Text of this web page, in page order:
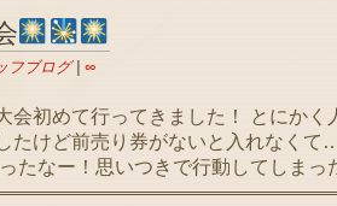
フブログ| ∞
会初めて行ってきました！ とにかく
たけど前売り券がないと入れなく
たなー！思いつきで行動してしま